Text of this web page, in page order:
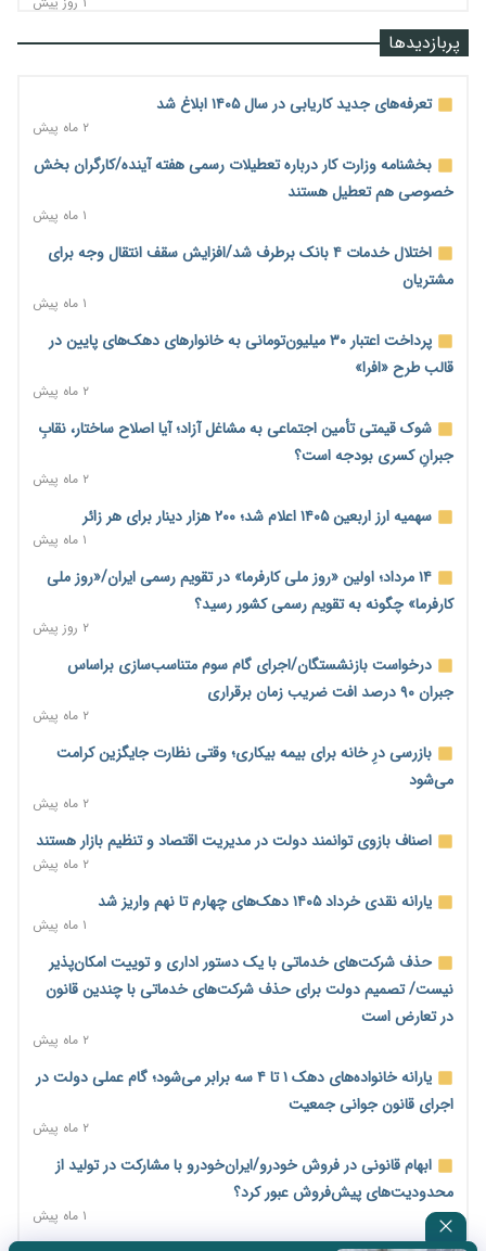
رشد ۷۵ هزار میلیاردی بازار خرید اعتباری؛ فین‌تک‌ها وارد میدان
آغاز اجرای پایلوت «ردا کارت» برای دانشجویان تحصیلات تکمیلی
۱ روز پیش
محدودیت تازه برای شبکه بانکی؛ افزایش سپرده قانونی با هدف
کنترل تورم
۱ روز پیش
ترمز تولید خودرو کشیده شد؛ افت ۲۵ درصدی تیراژ ایران‌خودرو،
سایپا و پارس‌خودرو
۱ روز پیش
بنگاه‌داری بانک‌ها؛ مانع بزرگ خانه‌دار شدن مستأجران
نماینده مجلس: توسعه مرزهای زمینی به راهبرد تأمین کالاهای
اساسی تبدیل شود
۱ روز پیش
خانه کارگر قزوین: شکاف دستمزد و هزینه معیشت هر روز عمیق‌تر
می‌شود
۱ روز پیش
رئیس سازمان امور مالیاتی: بلاگرهای پردرآمد مشمول پرداخت
مالیات هستند
۱ روز پیش
پیش‌بینی افزایش تولید برنج؛ نیاز وارداتی کشور به ۵۰۰ هزار تن
کاهش می‌یابد
۱ روز پیش
امضای تفاهم‌نامه تجاری ایران و پاکستان؛ هدف‌گذاری تجارت ۱۰
اختیارات جدید گمرکات برای تمدید ورود موقت کالا و خودرو تا
پایان شهریور ابلاغ شد
۱ روز پیش
مرحله سیزدهم کالابرگ در سایه تورم؛ قدرت خرید یارانه یک‌میلیونی
۱۴ مرداد؛ اولین «روز ملی کارفرما» در تقویم رسمی ایران/«روز ملی
کارفرما» چگونه به تقویم رسمی کشور رسید؟
۲ روز پیش
پربازدیدها
تعرفه‌های جدید کاریابی در سال ۱۴۰۵ ابلاغ شد
۲ ماه پیش
بخشنامه وزارت کار درباره تعطیلات رسمی هفته آینده/کارگران بخش
خصوصی هم تعطیل هستند
۱ ماه پیش
اختلال خدمات ۴ بانک برطرف شد/افزایش سقف انتقال وجه برای
مشتریان
۱ ماه پیش
پرداخت اعتبار ۳۰ میلیون‌تومانی به خانوارهای دهک‌های پایین در
قالب طرح «افرا»
۲ ماه پیش
شوک قیمتی تأمین اجتماعی به مشاغل آزاد؛ آیا اصلاح ساختار، نقابِ
جبرانِ کسری بودجه است؟
۲ ماه پیش
سهمیه ارز اربعین ۱۴۰۵ اعلام شد؛ ۲۰۰ هزار دینار برای هر زائر
۱ ماه پیش
۱۴ مرداد؛ اولین «روز ملی کارفرما» در تقویم رسمی ایران/«روز ملی
کارفرما» چگونه به تقویم رسمی کشور رسید؟
۲ روز پیش
درخواست بازنشستگان/اجرای گام سوم متناسب‌سازی براساس
جبران ۹۰ درصد افت ضریب زمان برقراری
۲ ماه پیش
بازرسی درِ خانه برای بیمه بیکاری؛ وقتی نظارت جایگزین کرامت
می‌شود
۲ ماه پیش
اصناف بازوی توانمند دولت در مدیریت اقتصاد و تنظیم بازار هستند
۲ ماه پیش
یارانه نقدی خرداد ۱۴۰۵ دهک‌های چهارم تا نهم واریز شد
۱ ماه پیش
حذف شرکت‌های خدماتی با یک دستور اداری و توییت امکان‌پذیر
نیست/ تصمیم دولت برای حذف شرکت‌های خدماتی با چندین قانون
در تعارض است
۲ ماه پیش
یارانه خانواده‌های دهک ۱ تا ۴ سه برابر می‌شود؛ گام عملی دولت در
اجرای قانون جوانی جمعیت
۲ ماه پیش
ابهام قانونی در فروش خودرو/ایران‌خودرو با مشارکت در تولید از
محدودیت‌های پیش‌فروش عبور کرد؟
۱ ماه پیش